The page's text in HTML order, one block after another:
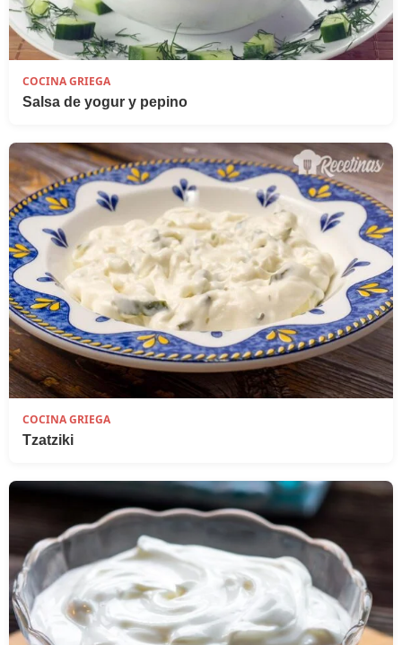
COCINA GRIEGA
Salsa de yogur y pepino
COCINA GRIEGA
Tzatziki